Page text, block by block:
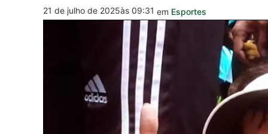
21 de julho de 2025às 09:31 em Esportes